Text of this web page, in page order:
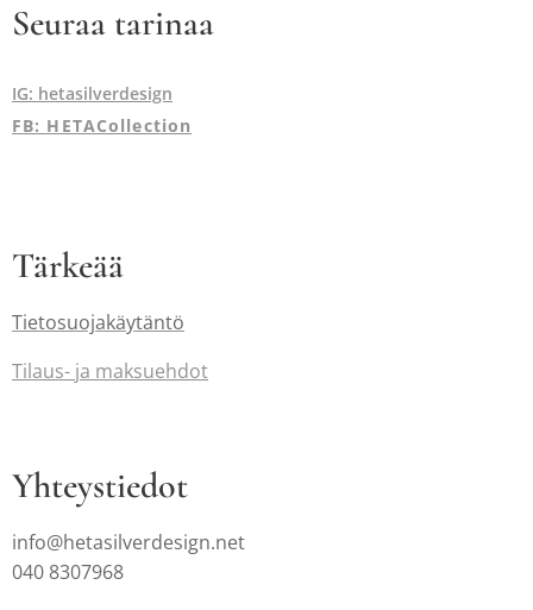
Seuraa tarinaa
IG: hetasilverdesign
FB: HETACollection
Tärkeää
Tietosuojakäytäntö
Tilaus- ja maksuehdot
Yhteystiedot
info@hetasilverdesign.net
040 8307968